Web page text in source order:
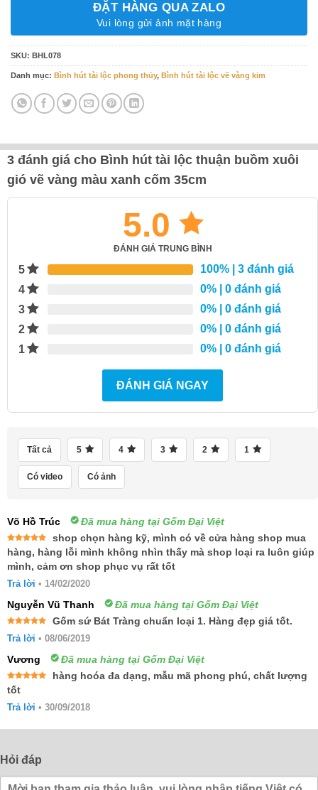
ĐẶT HÀNG QUA ZALO
Vui lòng gửi ảnh mặt hàng
SKU: BHL078
Danh mục: Bình hút tài lộc phong thủy, Bình hút tài lộc vẽ vàng kim
3 đánh giá cho Bình hút tài lộc thuận buồm xuôi
gió vẽ vàng màu xanh cốm 35cm
5.0
ĐÁNH GIÁ TRUNG BÌNH
5 100% | 3 đánh giá
4
0% | 0 đánh giá
3
0% | 0 đánh giá
2
0% | 0 đánh giá
1
0% | 0 đánh giá
ĐÁNH GIÁ NGAY
Tất cả 5 4 3 2 1
Có video Có ảnh
Võ Hồ Trúc Đã mua hàng tại Gốm Đại Việt
Được xếp
hạng55
sao
shop chọn hàng kỹ, mình có về cửa hàng shop mua
hàng, hàng lỗi mình không nhìn thấy mà shop loại ra luôn giúp
mình, cảm ơn shop phục vụ rất tốt
Trả lời • 14/02/2020
Nguyễn Vũ Thanh Đã mua hàng tại Gốm Đại Việt
hạng55
Gốm sứ Bát Tràng chuẩn loại 1. Hàng đẹp giá tốt.
Trả lời • 08/06/2019
Vương Đã mua hàng tại Gốm Đại Việt
Được xếp
hạng
sao
hàng hoóa đa dạng, mẫu mã phong phú, chất lượng
tốt
Trả lời • 30/09/2018
Hỏi đáp